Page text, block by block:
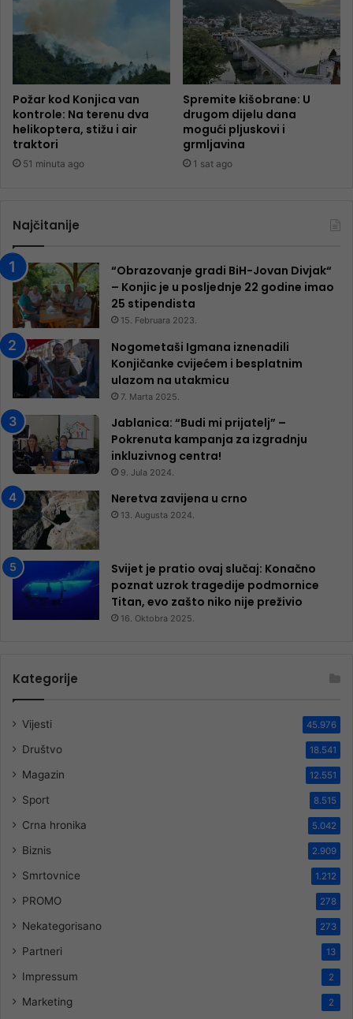
Požar kod Konjica van
kontrole: Na terenu dva
helikoptera, stižu i air
traktori
51 minuta ago
Spremite kišobrane: U
drugom dijelu dana
mogući pljuskovi i
grmljavina
1 sat ago
Najčitanije
“Obrazovanje gradi BiH-Jovan Divjak“
– Konjic je u posljednje 22 godine imao
25 ​​stipendista
15. Februara 2023.
Nogometaši Igmana iznenadili
Konjičanke cvijećem i besplatnim
ulazom na utakmicu
7. Marta 2025.
Jablanica: “Budi mi prijatelj” –
Pokrenuta kampanja za izgradnju
inkluzivnog centra!
9. Jula 2024.
Neretva zavijena u crno
13. Augusta 2024.
Svijet je pratio ovaj slučaj: Konačno
poznat uzrok tragedije podmornice
Titan, evo zašto niko nije preživio
16. Oktobra 2025.
Kategorije
Vijesti 45.976
Društvo 18.541
Magazin 12.551
Sport 8.515
Crna hronika 5.042
Biznis 2.909
Smrtovnice 1.212
PROMO 278
Nekategorisano 273
Partneri 13
Impressum 2
Marketing 2